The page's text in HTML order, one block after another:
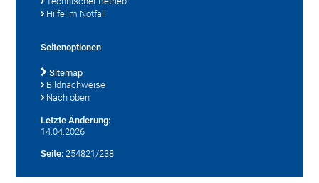
Hilfe im Notfall
Seitenoptionen
Sitemap
Bildnachweise
Nach oben
Letzte Änderung:
14.04.2026
Seite: 254821/238